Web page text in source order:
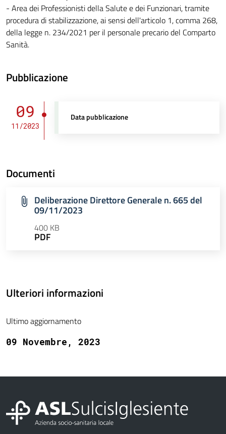
- Area dei Professionisti della Salute e dei Funzionari, tramite
procedura di stabilizzazione, ai sensi dell'articolo 1, comma 268,
della legge n. 234/2021 per il personale precario del Comparto
Sanità.
Pubblicazione
09
11/2023
Data pubblicazione
Documenti
Deliberazione Direttore Generale n. 665 del
09/11/2023
400 KB
PDF
Ulteriori informazioni
Ultimo aggiornamento
09 Novembre, 2023